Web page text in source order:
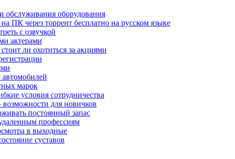
обслуживания оборудования
ПК через торрент бесплатно на русском языке
с озвучкой
актерами
ли охотиться за акциями
марок
условия сотрудничества
для новичков
постоянный запас
профессиям
в выходные
суставов